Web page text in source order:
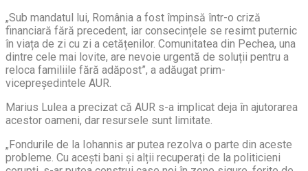
„Sub mandatul lui, România a fost împinsă într-o criză
financiară fără precedent, iar consecințele se resimt puternic
în viața de zi cu zi a cetățenilor. Comunitatea din Pechea, una
dintre cele mai lovite, are nevoie urgentă de soluții pentru a
reloca familiile fără adăpost”, a adăugat prim-
vicepreședintele AUR.
Marius Lulea a precizat că AUR s-a implicat deja în ajutorarea
acestor oameni, dar resursele sunt limitate.
„Fondurile de la Iohannis ar putea rezolva o parte din aceste
probleme. Cu acești bani și alții recuperați de la politicieni